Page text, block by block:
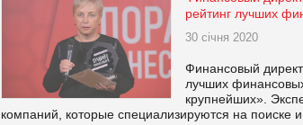
рейтинг лучших
30 січня 2020
Финансовый
лучших
крупнейших».
компаний, которые специализируются на поиске